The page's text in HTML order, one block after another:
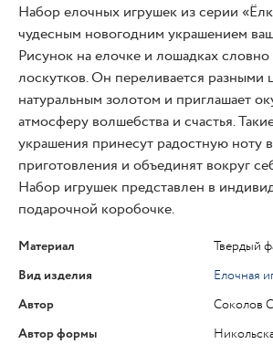
Набор елочных игрушек из серии
чудесным новогодним украшением
Рисунок на елочке и лошадках словно
лоскутков. Он переливается разными
натуральным золотом и приглашает
атмосферу волшебства и счастья.
украшения принесут радостную ноту
приготовления и объединят вокруг
Набор игрушек представлен в
подарочной коробочке.
Материал
Твердый
Вид изделия
Елочная
Автор
Соколов
Автор формы